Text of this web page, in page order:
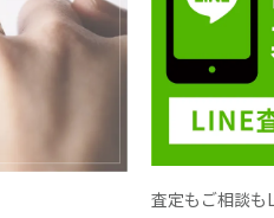
査定もご相談も